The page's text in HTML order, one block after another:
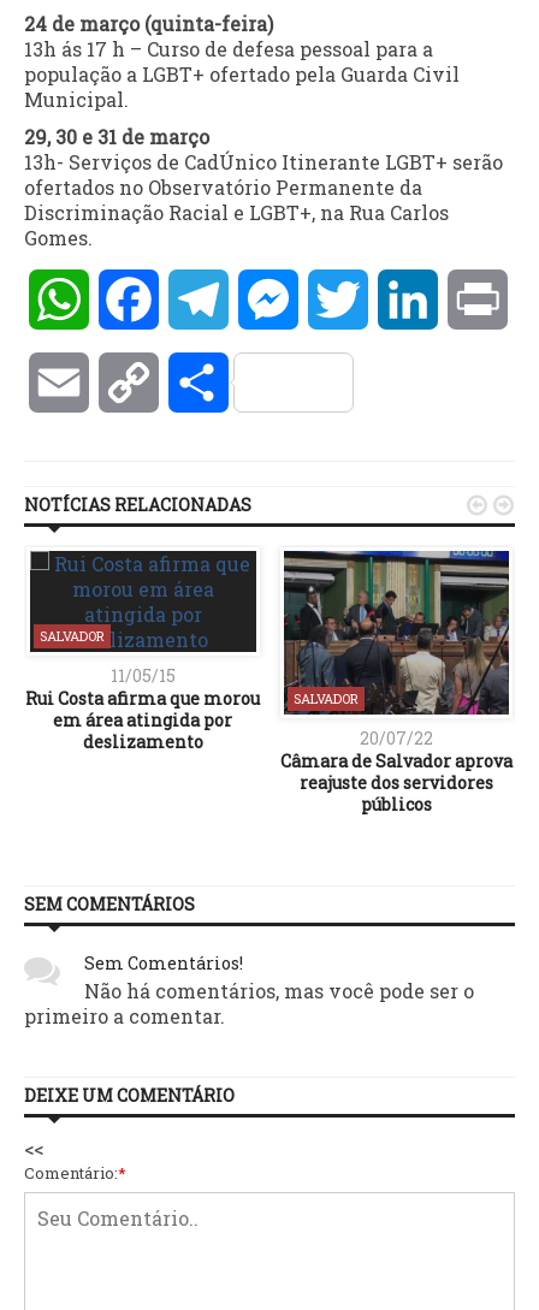
24 de março (quinta-feira)
13h ás 17 h – Curso de defesa pessoal para a
população a LGBT+ ofertado pela Guarda Civil
Municipal.
29, 30 e 31 de março
13h- Serviços de CadÚnico Itinerante LGBT+ serão
ofertados no Observatório Permanente da
Discriminação Racial e LGBT+, na Rua Carlos
Gomes.
WhatsAppFacebookTelegramMessengerTwitter LinkedIn
Email Copy Compartilhar
NOTÍCIAS RELACIONADAS
SALVADOR
11/05/15
Rui Costa afirma que morou
em área atingida por
deslizamento
SALVADOR
20/07/22
Câmara de Salvador aprova
reajuste dos servidores
públicos
 
SEM COMENTÁRIOS
Sem Comentários!
Não há comentários, mas você pode ser o
primeiro a comentar.
DEIXE UM COMENTÁRIO
<<
Comentário:*